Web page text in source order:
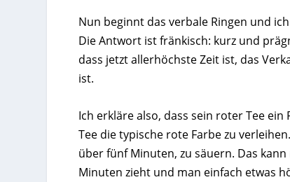
Nun beginnt das verbale Ringen und
Die Antwort ist fränkisch: kurz und
dass jetzt allerhöchste Zeit ist, das
ist.
Ich erkläre also, dass sein roter Tee
Tee die typische rote Farbe zu
über fünf Minuten, zu säuern. Das
Minuten zieht und man einfach etwas